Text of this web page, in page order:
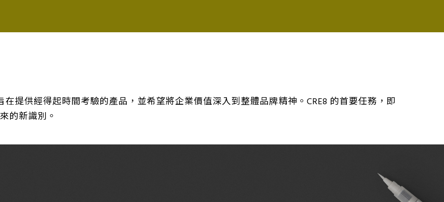
提供經得起時間考驗的產品，並希望將企業價值深入到整體品牌精神。CRE8 的首要任務，即
的新識別。